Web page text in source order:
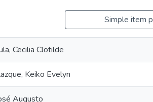
Simple item
Cecilia Clotilde
Keiko Evelyn
Augusto